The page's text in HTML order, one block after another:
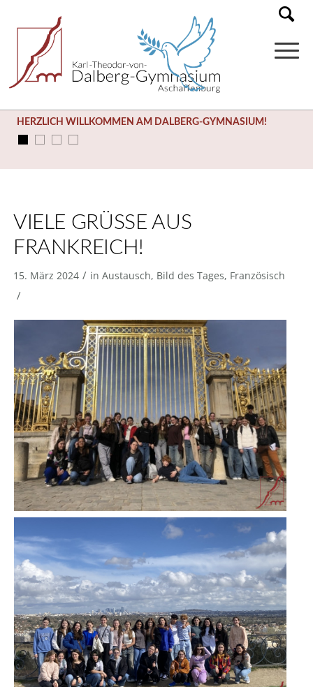
HERZLICH WILLKOMMEN AM DALBERG-GYMNASIUM!
VIELE GRÜSSE AUS F
RANKREICH!
15. März 2024 / in Austausch, Bild des Tages, Französisch
/